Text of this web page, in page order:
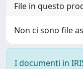
File in questo
Non ci sono file
I documenti in